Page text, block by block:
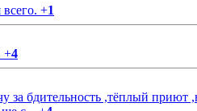
+1
+4
бдительность ,тёплый